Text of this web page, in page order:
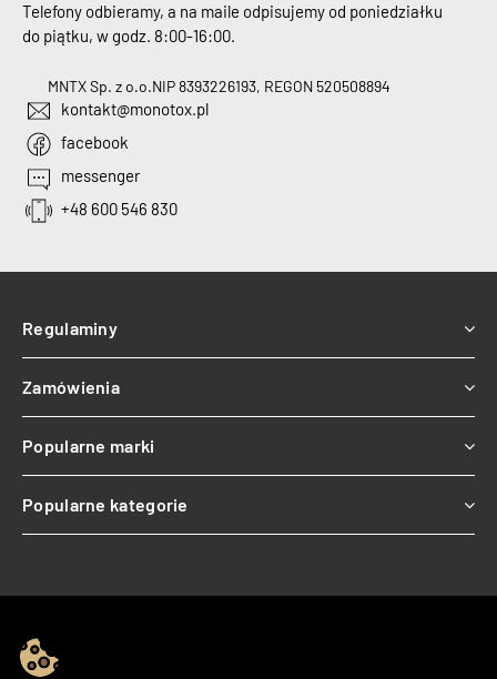
Telefony odbieramy, a na maile odpisujemy od poniedziałku
do piątku, w godz. 8:00-16:00.
MNTX Sp. z o.o.NIP 8393226193, REGON 520508894
kontakt@monotox.pl
facebook
messenger
+48 600 546 830
Regulaminy
Zamówienia
Popularne marki
Popularne kategorie